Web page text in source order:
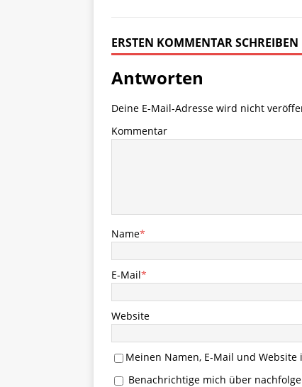
ERSTEN KOMMENTAR SCHREIBEN
Antworten
Deine E-Mail-Adresse wird nicht
Kommentar
Name*
E-Mail*
Website
Meinen Namen, E-Mail und
Benachrichtige mich über